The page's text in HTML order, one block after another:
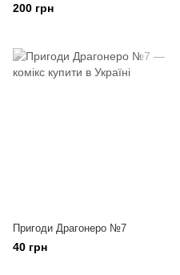
200 грн
Пригоди Драгонеро №7
40 грн